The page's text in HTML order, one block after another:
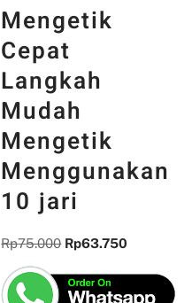
Mengetik
Cepat
Langkah
Mudah
Mengetik
Menggunakan
10 jari
Rp75.000 Rp63.750